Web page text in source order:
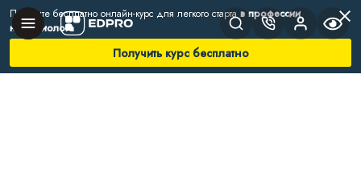
Получите бесплатно онлайн-курс для легкого стартав профессии
нутрициолога
Получить курс бесплатно